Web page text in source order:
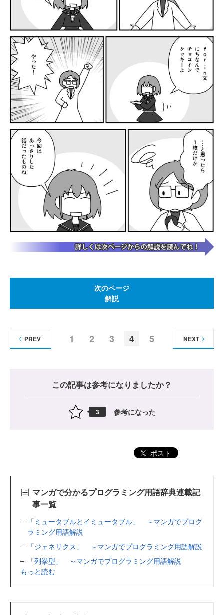
次のページ
解説
1 2 3 4 5
PREV NEXT
この記事は参考になりましたか？
3 参考になった
ポスト
マンガで分かるプログラミング用語辞典連載記
事一覧
「ミュータブルとイミュータブル」 ～マンガでプログ
ラミング用語解説
「ジェネリクス」 ～マンガでプログラミング用語解説
「列挙型」 ～マンガでプログラミング用語解説
もっと読む